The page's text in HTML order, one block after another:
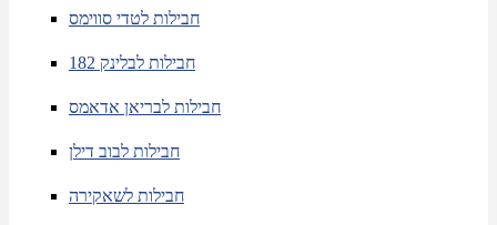
חבילות לטדי סווימס
חבילות לבלינק 182
חבילות לבריאן אדאמס
חבילות לבוב דילן
חבילות לשאקירה